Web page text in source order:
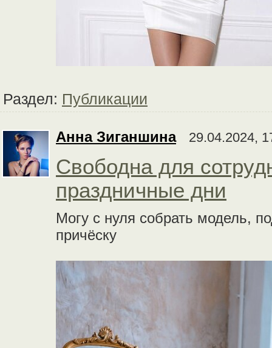
Раздел: Публикации
Анна Зиганшина 29.04.2024,
Свободна для
праздничные дни
Могу с нуля собрать модель,
причёску